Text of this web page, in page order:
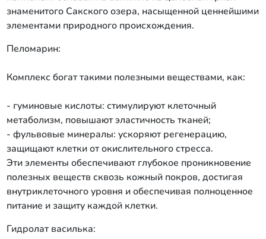
знаменитого Сакского озера, насыщенной ценнейшими
элементами природного происхождения.
Пеломарин:
Комплекс богат такими полезными веществами, как:
- гуминовые кислоты: стимулируют клеточный
метаболизм, повышают эластичность тканей;
- фульвовые минералы: ускоряют регенерацию,
защищают клетки от окислительного стресса.
Эти элементы обеспечивают глубокое проникновение
полезных веществ сквозь кожный покров, достигая
внутриклеточного уровня и обеспечивая полноценное
питание и защиту каждой клетки.
Гидролат василька: